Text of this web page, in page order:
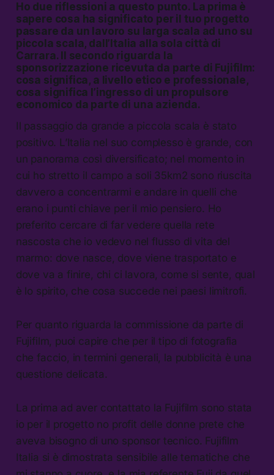
Ho due riflessioni a questo punto. La prima è
sapere cosa ha significato per il tuo progetto
passare da un lavoro su larga scala ad uno su
piccola scala, dall’Italia alla sola città di
Carrara. Il secondo riguarda la
sponsorizzazione ricevuta da parte di Fujifilm:
cosa significa, a livello etico e professionale,
cosa significa l’ingresso di un propulsore
economico da parte di una azienda.
Il passaggio da grande a piccola scala è stato
positivo. L’Italia nel suo complesso è grande, con
un panorama così diversificato; nel momento in
cui ho stretto il campo a soli 35km2 sono riuscita
davvero a concentrarmi e andare in quelli che
erano i punti chiave per il mio pensiero. Ho
preferito cercare di far vedere quella rete
nascosta che io vedevo nel flusso di vita del
marmo: dove nasce, dove viene trasportato e
dove va a finire, chi ci lavora, come si sente, qual
è lo spirito, che cosa succede nei paesi limitrofi.
Per quanto riguarda la commissione da parte di
Fujifilm, puoi capire che per il tipo di fotografia
che faccio, in termini generali, la pubblicità è una
questione delicata.
La prima ad aver contattato la Fujifilm sono stata
io per il progetto no profit delle donne prete che
aveva bisogno di uno sponsor tecnico. Fujifilm
Italia si è dimostrata sensibile alle tematiche che